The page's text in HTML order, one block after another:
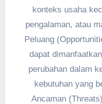
konteks usaha
pengalaman, atau
Peluang
dapat
perubahan dalam
kebutuhan yang
Ancaman